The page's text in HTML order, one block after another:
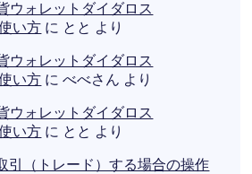
ウォレットダイダロス
い方 に とと より
ウォレットダイダロス
い方 にべべさん より
ウォレットダイダロス
い方 に とと より
引（トレード）する場合の操作